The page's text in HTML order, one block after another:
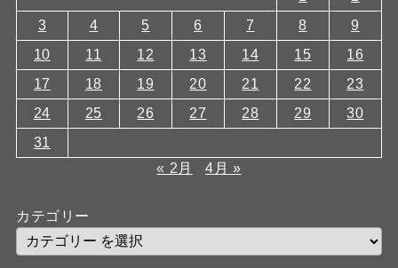
3
4 5 6 7 8
9
10
11 12 13 14 15
16
17
18 19 20 21 22
23
24
25 26 27 28 29
30
31
« 2月
4月 »
カテゴリー